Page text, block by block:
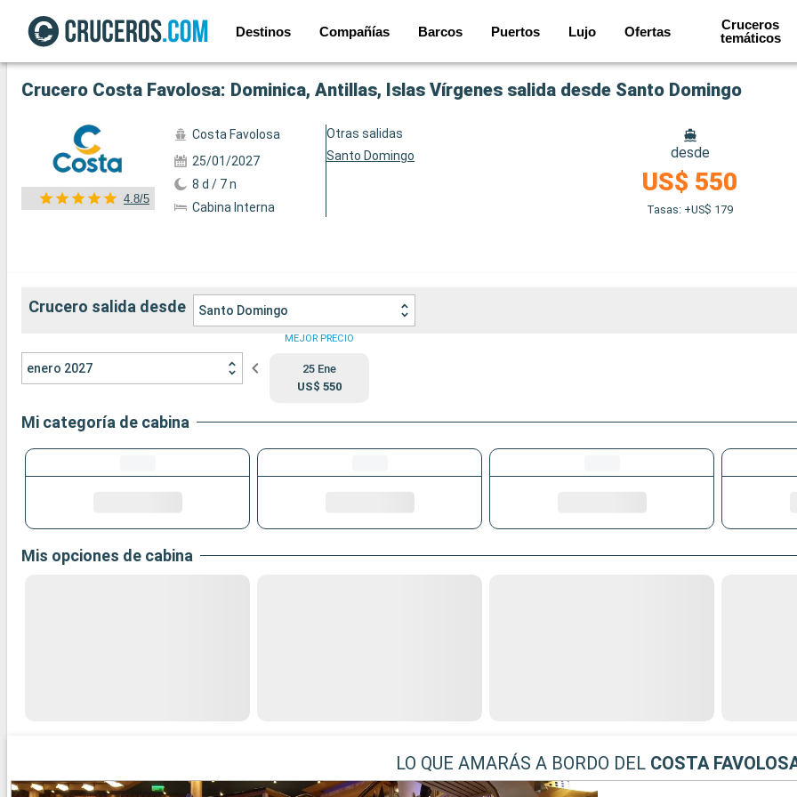
Destinos Compañías Barcos Puertos Lujo Ofertas
Cruceros
temáticos
Ver las 36 fotos siguientes
Crucero Costa Favolosa: Dominica, Antillas, Islas Vírgenes salida desde Santo Domingo
4.8/5
Costa Favolosa
25/01/2027
8 d / 7 n
Cabina Interna
Otras salidas
Santo Domingo
desde
US$ 550
Tasas: +US$ 179
Crucero salida desde Santo Domingo
enero 2027
MEJOR PRECIO
25 Ene
US$ 550
Mi categoría de cabina
Mis opciones de cabina
LO QUE AMARÁS A BORDO DEL COSTA